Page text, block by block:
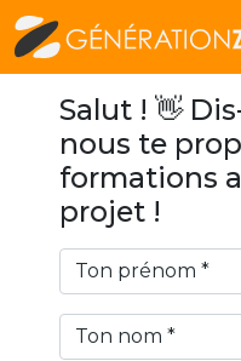
Salut ! 👋
nous te
formations
projet !